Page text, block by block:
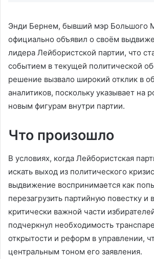
Энди Бернем, бывший мэр Большого
официально объявил о своём
лидера Лейбористской партии, что
событием в текущей политической
решение вызвало широкий отклик в
аналитиков, поскольку указывает на
новым фигурам внутри партии.
Что произошло
В условиях, когда Лейбористская
искать выход из политического
выдвижение воспринимается как
перезагрузить партийную повестку и
критически важной части
подчеркнул необходимость
открытости и реформ в управлении,
центральным тоном его заявления.